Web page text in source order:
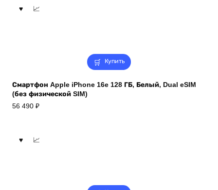
Купить
Смартфон Apple iPhone 16e 128 ГБ, Белый, Dual eSIM
(без физической SIM)
56 490 ₽